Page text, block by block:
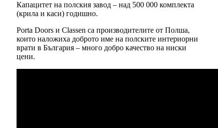
Капацитет на полския завод – над 500 000 комплекта
(крила и каси) годишно.
Porta Doors и Classen са производителите от Полша,
които наложиха доброто име на полските интериорни
врати в България – много добро качество на ниски
цени.